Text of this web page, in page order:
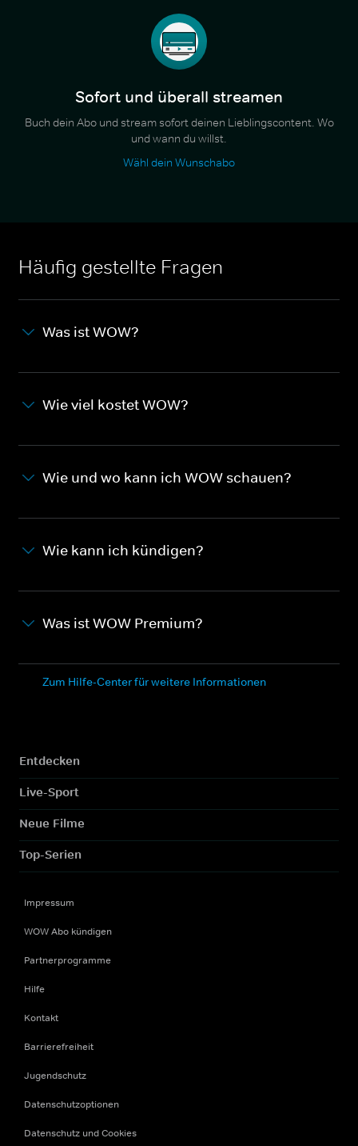
Sofort und überall streamen
Buch dein Abo und stream sofort deinen Lieblingscontent. Wo
und wann du willst.
Wähl dein Wunschabo
Häufig gestellte Fragen
Was ist WOW?
Wie viel kostet WOW?
Wie und wo kann ich WOW schauen?
Wie kann ich kündigen?
Was ist WOW Premium?
Zum Hilfe-Center für weitere Informationen
Entdecken
Live-Sport
Neue Filme
Top-Serien
Impressum
WOW Abo kündigen
Partnerprogramme
Hilfe
Kontakt
Barrierefreiheit
Jugendschutz
Datenschutzoptionen
Datenschutz und Cookies